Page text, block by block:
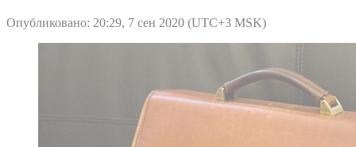
Опубликовано: 20:29, 7 сен 2020 (UTC+3 MSK)